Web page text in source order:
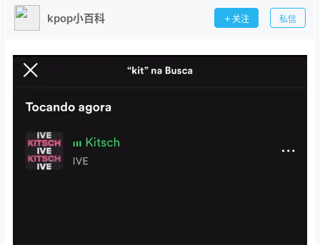
kpop小百科 关注 私信